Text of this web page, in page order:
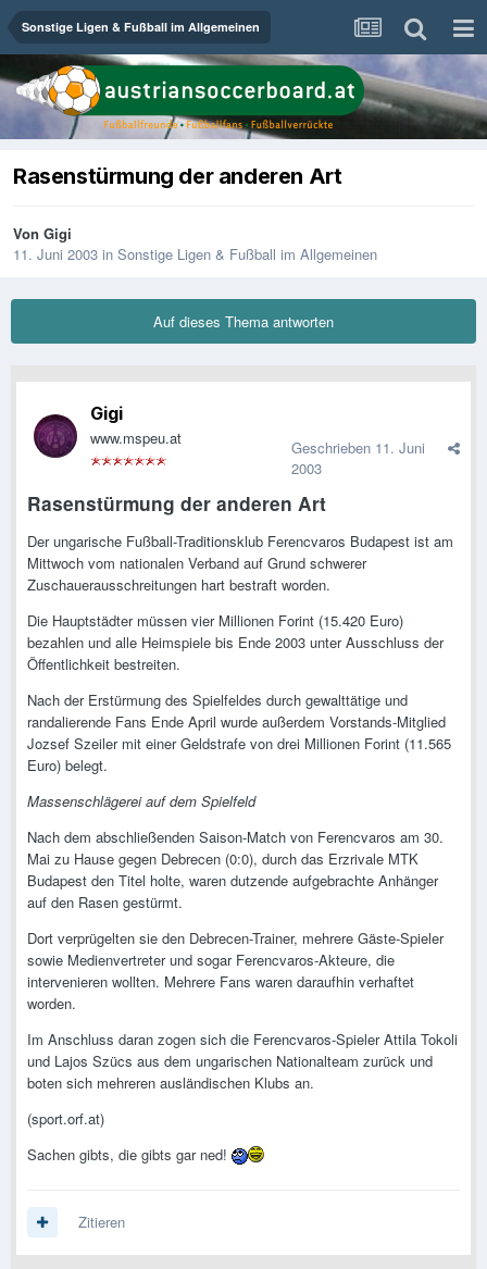
Sonstige Ligen & Fußball im Allgemeinen
Rasenstürmung der anderen Art
Von Gigi
11. Juni 2003 in Sonstige Ligen & Fußball im Allgemeinen
Auf dieses Thema antworten
Gigi
www.mspeu.at Geschrieben 11. Juni
2003
Rasenstürmung der anderen Art
Der ungarische Fußball-Traditionsklub Ferencvaros Budapest ist am
Mittwoch vom nationalen Verband auf Grund schwerer
Zuschauerausschreitungen hart bestraft worden.
Die Hauptstädter müssen vier Millionen Forint (15.420 Euro)
bezahlen und alle Heimspiele bis Ende 2003 unter Ausschluss der
Öffentlichkeit bestreiten.
Nach der Erstürmung des Spielfeldes durch gewalttätige und
randalierende Fans Ende April wurde außerdem Vorstands-Mitglied
Jozsef Szeiler mit einer Geldstrafe von drei Millionen Forint (11.565
Euro) belegt.
Massenschlägerei auf dem Spielfeld
Nach dem abschließenden Saison-Match von Ferencvaros am 30.
Mai zu Hause gegen Debrecen (0:0), durch das Erzrivale MTK
Budapest den Titel holte, waren dutzende aufgebrachte Anhänger
auf den Rasen gestürmt.
Dort verprügelten sie den Debrecen-Trainer, mehrere Gäste-Spieler
sowie Medienvertreter und sogar Ferencvaros-Akteure, die
intervenieren wollten. Mehrere Fans waren daraufhin verhaftet
worden.
Im Anschluss daran zogen sich die Ferencvaros-Spieler Attila Tokoli
und Lajos Szücs aus dem ungarischen Nationalteam zurück und
boten sich mehreren ausländischen Klubs an.
(sport.orf.at)
Sachen gibts, die gibts gar ned!
Zitieren